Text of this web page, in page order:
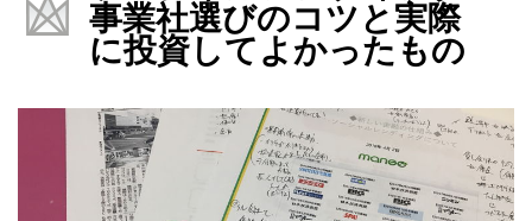
事業社選びのコツと実際
に投資してよかったもの